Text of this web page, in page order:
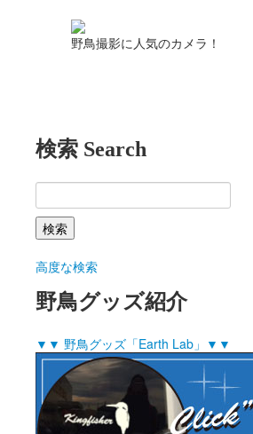
野鳥撮影に人気のカメラ！
検索 Search
高度な検索
野鳥グッズ紹介
▼▼ 野鳥グッズ「Earth Lab」▼▼